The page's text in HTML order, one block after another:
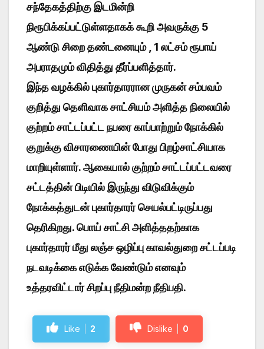
சந்தேகத்திற்கு இடமின்றி
நிரூபிக்கப்பட்டுள்ளதாகக் கூறி அவருக்கு 5
ஆண்டு சிறை தண்டனையும் , 1 லட்சம் ரூபாய்
அபராதமும் விதித்து தீர்ப்பளித்தார்.
இந்த வழக்கில் புகார்தாரரான முருகன் சம்பவம்
குறித்து தெளிவாக சாட்சியம் அளித்த நிலையில்
குற்றம் சாட்டப்பட்ட நபரை காப்பாற்றும் நோக்கில்
குறுக்கு விசாரணையின் போது பிறழ்சாட்சியாக
மாறியுள்ளார். ஆகையால் குற்றம் சாட்டப்பட்டவரை
சட்டத்தின் பிடியில் இருந்து விடுவிக்கும்
நோக்கத்துடன் புகார்தாரர் செயல்பட்டிருப்பது
தெரிகிறது. பொய் சாட்சி அளித்ததற்காக
புகார்தாரர் மீது லஞ்ச ஒழிப்பு காவல்துறை சட்டப்படி
நடவடிக்கை எடுக்க வேண்டும் எனவும்
உத்தரவிட்டார் சிறப்பு நீதிமன்ற நீதிபதி.
Like 2 Dislike 0